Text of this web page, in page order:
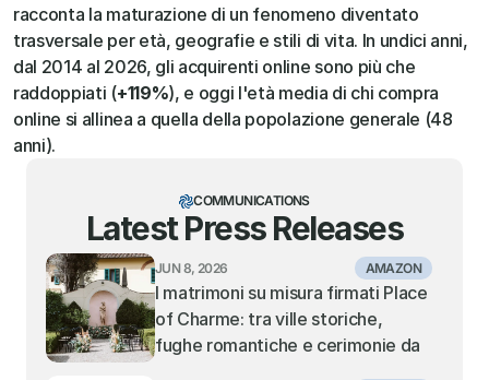
COMMUNICATIONS
Latest Press Releases
JUN 8, 2026 AMAZON
I matrimoni su misura firmati Place
of Charme: tra ville storiche,
fughe romantiche e cerimonie da
racconta la maturazione di un fenomeno diventato
trasversale per età, geografie e stili di vita. In undici anni,
dal 2014 al 2026, gli acquirenti online sono più che
raddoppiati (+119%), e oggi l'età media di chi compra
online si allinea a quella della popolazione generale (48
anni).